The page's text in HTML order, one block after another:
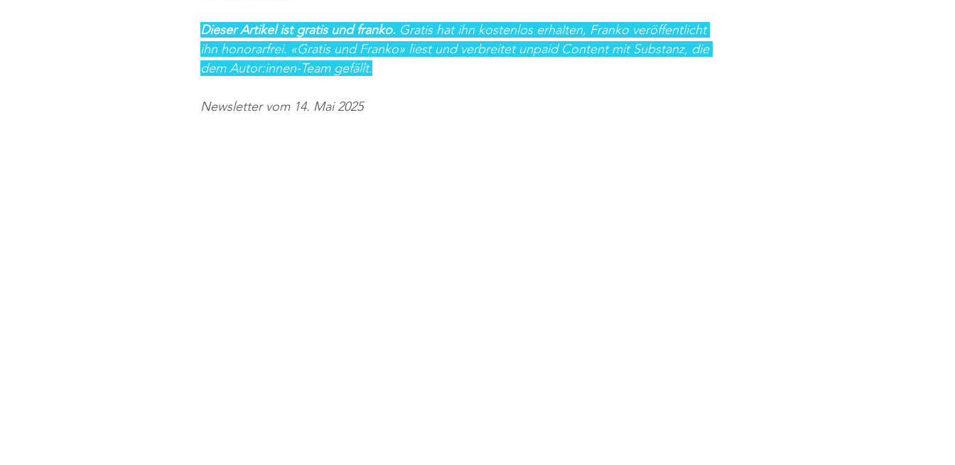
Dieser Artikel ist gratis und franko. Gratis hat ihn kostenlos erhalten, Franko veröffentlicht
ihn honorarfrei. «Gratis und Franko» liest und verbreitet unpaid Content mit Substanz, die
dem Autor:innen-Team gefällt.
Newsletter vom 14. Mai 2025